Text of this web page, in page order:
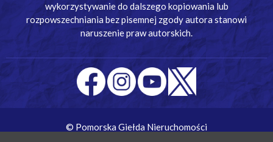
wykorzystywanie do dalszego kopiowania lub
rozpowszechniania bez pisemnej zgody autora stanowi
naruszenie praw autorskich.
© Pomorska Giełda Nieruchomości